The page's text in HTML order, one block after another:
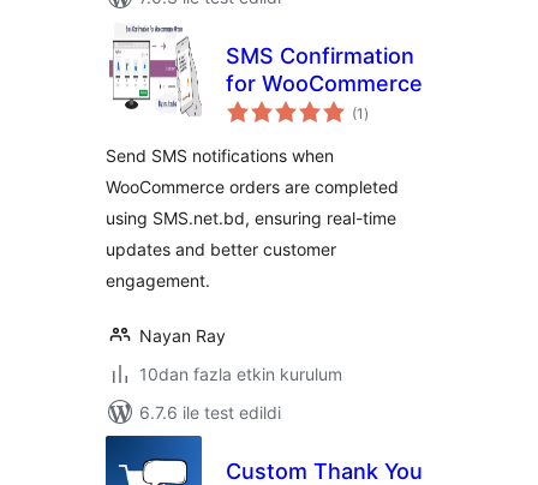
SMS Confirmation
for WooCommerce
(1 toplam
puan
)
Send SMS notifications when
WooCommerce orders are completed
using SMS.net.bd, ensuring real-time
updates and better customer
engagement.
Nayan Ray
10dan fazla etkin kurulum
6.7.6 ile test edildi
Custom Thank You